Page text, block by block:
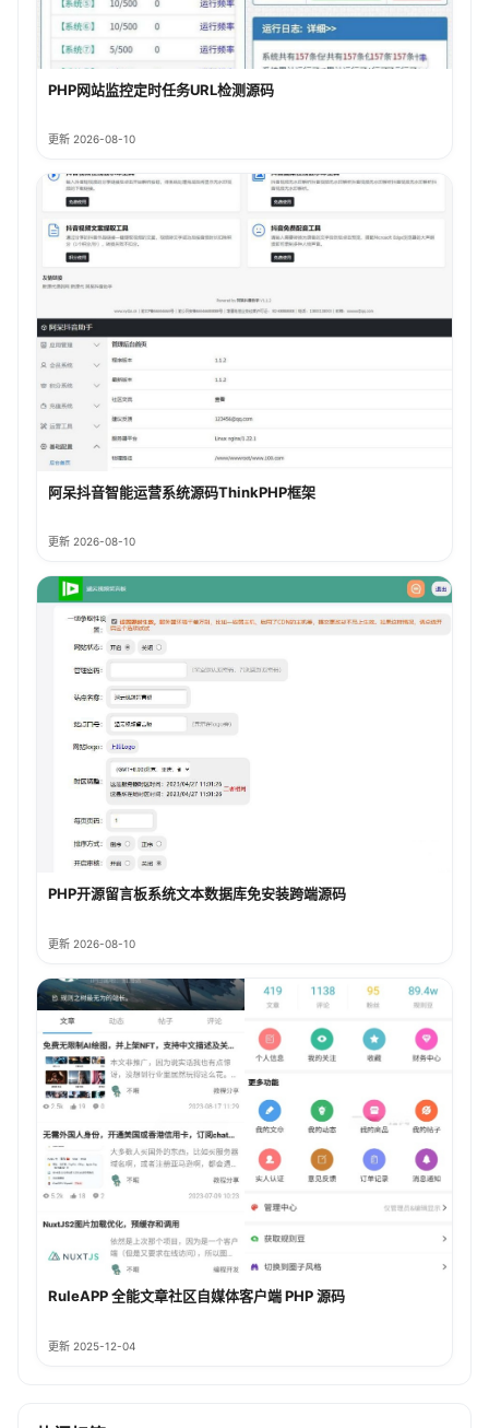
PHP网站监控定时任务URL检测源码
更新 2026-08-10
阿呆抖音智能运营系统源码ThinkPHP框架
更新 2026-08-10
PHP开源留言板系统文本数据库免安装跨端源码
更新 2026-08-10
RuleAPP 全能文章社区自媒体客户端 PHP 源码
更新 2025-12-04